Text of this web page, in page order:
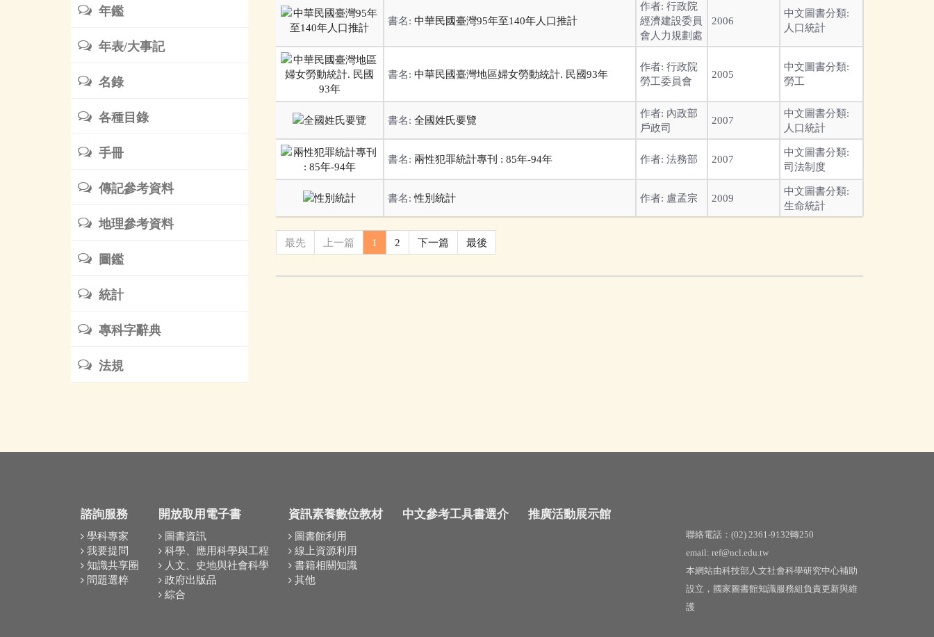
年鑑
年表/大事記
名錄
各種目錄
手冊
傳記參考資料
地理參考資料
圖鑑
統計
專科字辭典
法規
書名: 中華民國臺灣95年至140年人口推計
作者: 行政院
經濟建設委員
會人力規劃處
2006
中文圖書分類:
人口統計
書名: 中華民國臺灣地區婦女勞動統計. 民國93年
作者: 行政院
勞工委員會
2005
中文圖書分類:
勞工
書名: 全國姓氏要覽
作者: 內政部
戶政司
2007
中文圖書分類:
人口統計
書名: 兩性犯罪統計專刊 : 85年-94年 作者: 法務部 2007
中文圖書分類:
司法制度
書名: 性別統計 作者: 盧孟宗 2009
中文圖書分類:
生命統計
最先 上一篇 1 2 下一篇 最後
諮詢服務
學科專家
我要提問
知識共享圈
問題選粹
開放取用電子書
圖書資訊
科學、應用科學與工程
人文、史地與社會科學
政府出版品
綜合
資訊素養數位教材
圖書館利用
線上資源利用
書籍相關知識
其他
中文參考工具書選介 推廣活動展示館
聯絡電話：(02) 2361-9132轉250
email: ref@ncl.edu.tw
本網站由科技部人文社會科學研究中心補助
設立，國家圖書館知識服務組負責更新與維
護